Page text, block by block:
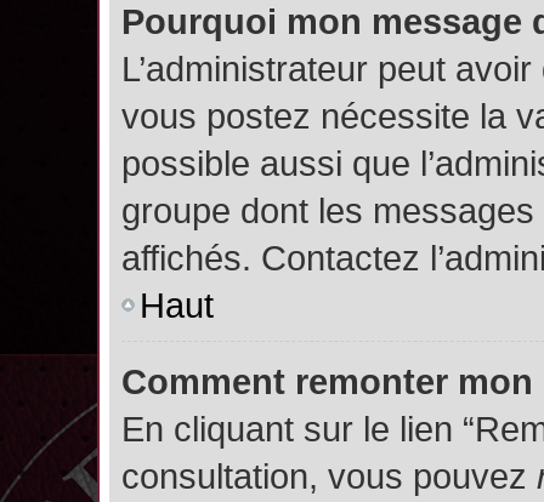
Pourquoi mon message
L’administrateur peut
vous postez nécessite la
possible aussi que
groupe dont les
affichés. Contactez
Haut
Comment remonter
En cliquant sur le lien
consultation, vous pouvez